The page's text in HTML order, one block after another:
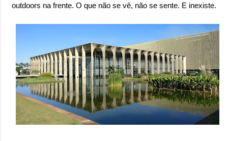
outdoors na frente. O que não se vê, não se sente. E inexiste.